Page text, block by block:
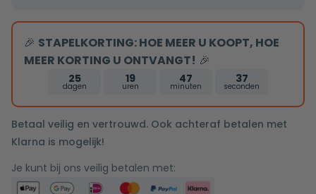
wit
inclusief
afvoerplug
rechts
🎉 STAPELKORTING: HOE MEER U KOOPT, HOE
MEER KORTING U ONTVANGT! 🎉
25
dagen
19
uren
47
minuten
36
seconden
Betaal veilig en vertrouwd. Ook achteraf betalen met
Klarna is mogelijk!
Je kunt bij ons veilig betalen met: